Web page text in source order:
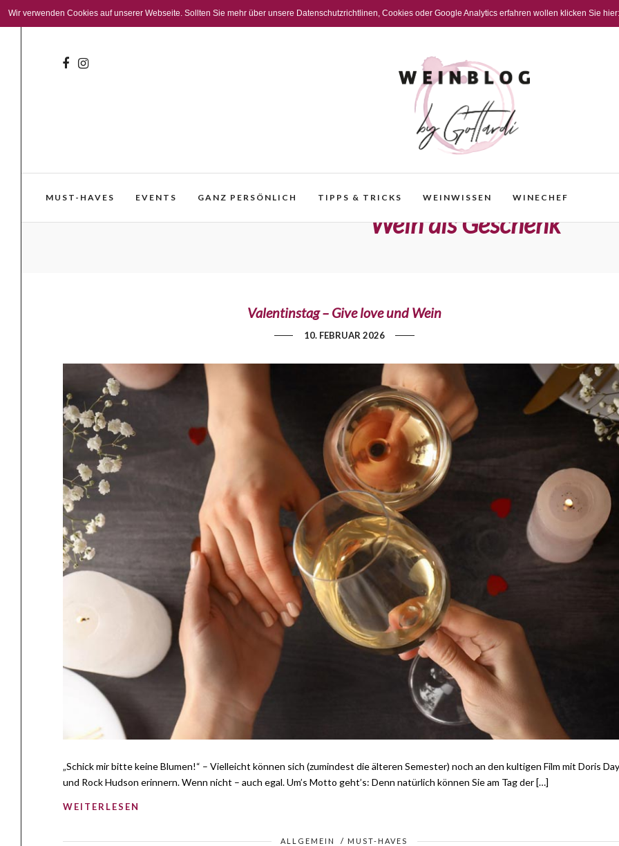
Wir verwenden Cookies auf unserer Webseite. Sollten Sie mehr über unsere Datenschutzrichtlinen, Cookies oder Google Analytics erfahren wollen klicken Sie
MUST-HAVES EVENTS GANZ PERSÖNLICH TIPPS & TRICKS WEINWISSEN WINECHEF
Wein als Geschenk
Valentinstag – Give love und Wein
10. FEBRUAR 2026
„Schick mir bitte keine Blumen!“ – Vielleicht können sich (zumindest die älteren Semester) noch an den kultigen Film mit Doris Day
und Rock Hudson erinnern. Wenn nicht – auch egal. Um’s Motto geht’s: Denn natürlich können Sie am Tag der […]
WEITERLESEN
ALLGEMEIN / MUST-HAVES